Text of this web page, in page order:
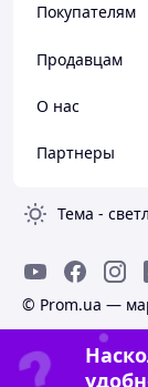
Покупателям
Продавцам
О нас
Партнеры
Тема -
© Prom.ua —